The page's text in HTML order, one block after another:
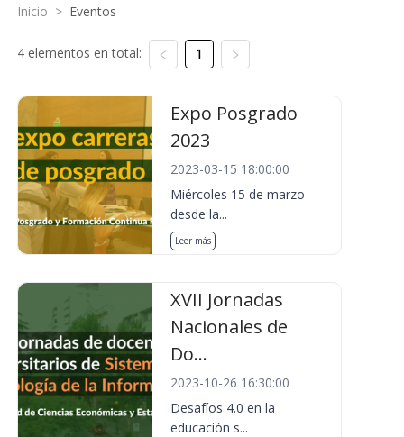
Inicio > Eventos
4 elementos en total: 1
Expo Posgrado
2023
2023-03-15 18:00:00
Miércoles 15 de marzo
desde la...
Leer más
XVII Jornadas
Nacionales de
Do...
2023-10-26 16:30:00
Desafíos 4.0 en la
educación s...